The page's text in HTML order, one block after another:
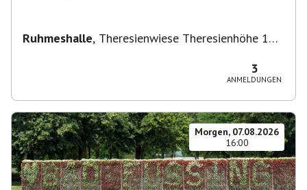
Ruhmeshalle, Theresienwiese Theresienhöhe 16,
3
ANMELDUNGEN
Morgen, 07.08.2026
16:00